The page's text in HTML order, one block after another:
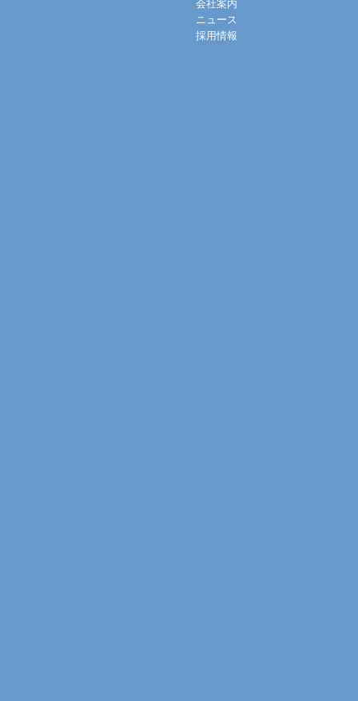
会社案内
ニュース
採用情報